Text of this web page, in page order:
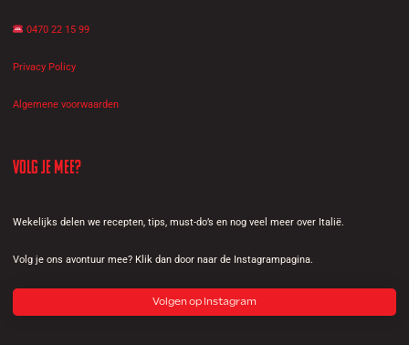
0470 22 15 99
Privacy Policy
Algemene voorwaarden
Volg je mee?
Wekelijks delen we recepten, tips, must-do’s en nog veel meer over Italië.
Volg je ons avontuur mee? Klik dan door naar de Instagrampagina.
Volgen op Instagram